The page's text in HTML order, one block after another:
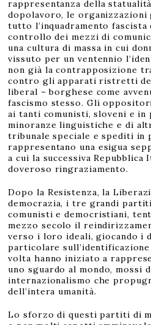
rappresentanza della
dopolavoro, le organizzazioni
tutto l’inquadramento
controllo dei mezzi di
una cultura di massa in cui
vissuto per un ventennio
non già la contrapposizione
contro gli apparati ristretti
liberal – borghese come
fascismo stesso. Gli
ai tanti comunisti, sloveni e
minoranze linguistiche e di
tribunale speciale e spediti in
rappresentano una esigua
a cui la successiva
doveroso ringraziamento.
Dopo la Resistenza, la
democrazia, i tre grandi
comunisti e democristiani,
mezzo secolo il
verso i loro ideali, giocando i
particolare
volta hanno iniziato a
uno sguardo al mondo, mossi
internazionalismo che
dell’intera umanità.
Lo sforzo di questi partiti di